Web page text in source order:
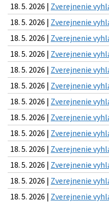
18. 5. 2026 | Zverejnenie
18. 5. 2026 | Zverejnenie
18. 5. 2026 | Zverejnenie
18. 5. 2026 | Zverejnenie
18. 5. 2026 | Zverejnenie
18. 5. 2026 | Zverejnenie
18. 5. 2026 | Zverejnenie
18. 5. 2026 | Zverejnenie
18. 5. 2026 | Zverejnenie
18. 5. 2026 | Zverejnenie
18. 5. 2026 | Zverejnenie
18. 5. 2026 | Zverejnenie
18. 5. 2026 | Zverejnenie